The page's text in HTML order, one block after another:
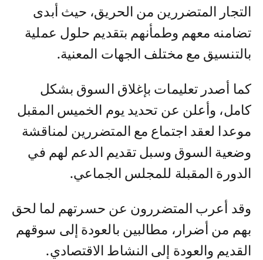
التجار المتضررين من الحريق، حيث أبدى
تضامنه معهم وطمأنهم بتقديم حلول عملية
بالتنسيق مع مختلف الجهات المعنية.
كما أصدر تعليمات بإغلاق السوق بشكل
كامل، وأعلن عن تحديد يوم الخميس المقبل
موعدا لعقد اجتماع مع المتضررين لمناقشة
وضعية السوق وسبل تقديم الدعم لهم في
الدورة المقبلة للمجلس الجماعي.
وقد أعرب المتضررون عن حسرتهم لما لحق
بهم من أضرار، مطالبين بالعودة إلى سوقهم
القديم والعودة إلى النشاط الاقتصادي.